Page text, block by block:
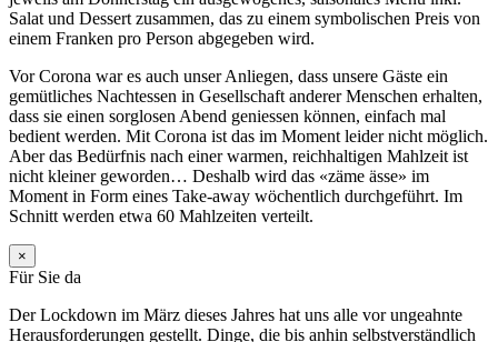
Salat und Dessert zusammen, das zu einem symbolischen Preis von
einem Franken pro Person abgegeben wird.
Vor Corona war es auch unser Anliegen, dass unsere Gäste ein
gemütliches Nachtessen in Gesellschaft anderer Menschen erhalten,
dass sie einen sorglosen Abend geniessen können, einfach mal
bedient werden. Mit Corona ist das im Moment leider nicht möglich.
Aber das Bedürfnis nach einer warmen, reichhaltigen Mahlzeit ist
nicht kleiner geworden… Deshalb wird das «zäme ässe» im
Moment in Form eines Take-away wöchentlich durchgeführt. Im
Schnitt werden etwa 60 Mahlzeiten verteilt.
×
Für Sie da
Der Lockdown im März dieses Jahres hat uns alle vor ungeahnte
Herausforderungen gestellt. Dinge, die bis anhin selbstverständlich